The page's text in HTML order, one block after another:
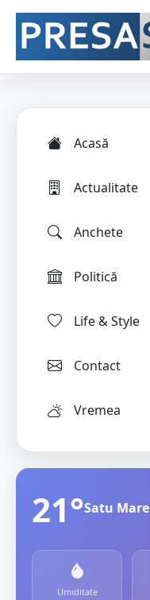
Acasă
Actualitate
Anchete
Politică
Life & Style
Contact
Vremea
21°Satu Mare
Umiditate